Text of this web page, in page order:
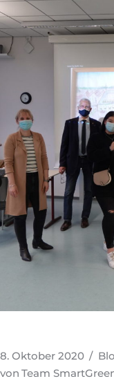
8. Oktober 2020
von Team